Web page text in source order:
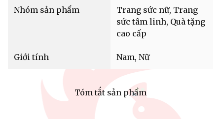
Nhóm sản phẩm
Trang sức nữ, Trang
sức tâm linh, Quà tặng
cao cấp
Giới tính Nam, Nữ
Tóm tắt sản phẩm